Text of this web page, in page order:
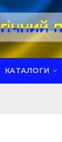
КАТАЛОГИ